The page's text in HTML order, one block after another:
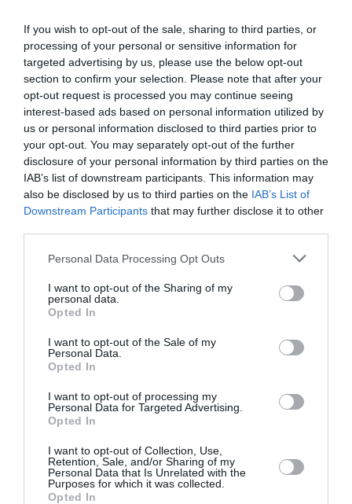
If you wish to opt-out of the sale, sharing to third parties, or
processing of your personal or sensitive information for
targeted advertising by us, please use the below opt-out
section to confirm your selection. Please note that after your
opt-out request is processed you may continue seeing
interest-based ads based on personal information utilized by
us or personal information disclosed to third parties prior to
your opt-out. You may separately opt-out of the further
disclosure of your personal information by third parties on the
IAB’s list of downstream participants. This information may
also be disclosed by us to third parties on the IAB’s List of
Downstream Participants that may further disclose it to other
Personal Data Processing Opt Outs
I want to opt-out of the Sharing of my
personal data.
Opted In
I want to opt-out of the Sale of my
Personal Data.
Opted In
I want to opt-out of processing my
Personal Data for Targeted Advertising.
Opted In
I want to opt-out of Collection, Use,
Retention, Sale, and/or Sharing of my
Personal Data that Is Unrelated with the
Purposes for which it was collected.
Opted In
ABONNEMENT
PUBLICITÉ
MASQUÉE
PSEUDONYME
RÉSERVÉ
COMMENTAIRE
INSTANTANÉ
EN SAVOIR PLUS
ARTICLES LES PLUS
CONSULTÉS DU MOIS